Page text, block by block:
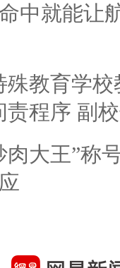
中就能让
殊教育学
责程序 副
肉大王”称